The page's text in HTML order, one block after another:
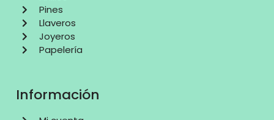
Pines
Llaveros
Joyeros
Papelería
Información